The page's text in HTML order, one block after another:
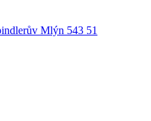
Mlýn 543 51